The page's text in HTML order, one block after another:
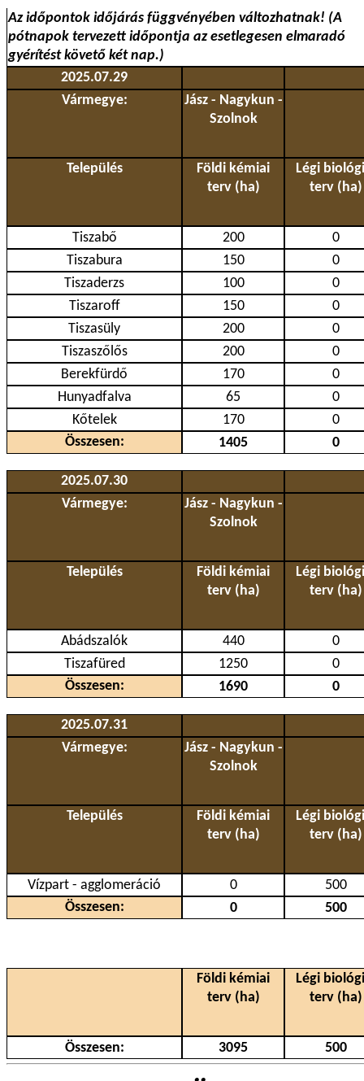
Az időpontok időjárás függvényében változhatnak! (A
pótnapok tervezett időpontja az esetlegesen elmaradó
gyérítést követő két nap.)
2025.07.29
Vármegye:
Jász - Nagykun -
Szolnok
Település
Földi kémiai
terv (ha)
Légi
terv (ha)
Tiszabő 200
0
Tiszabura
150
0
Tiszaderzs
100
0
Tiszaroff
150
0
Tiszasüly
200
0
Tiszaszőlős
200
0
Berekfürdő
170
0
Hunyadfalva
65
0
Kőtelek
170
0
Összesen:
1405 0
2025.07.30
Vármegye:
Jász - Nagykun -
Szolnok
Település
Földi kémiai
terv (ha)
Légi
terv (ha)
Abádszalók 440
0
Tiszafüred
1250
0
Összesen:
1690 0
2025.07.31
Vármegye:
Jász - Nagykun -
Szolnok
Település
Földi kémiai
terv (ha)
Légi
terv (ha)
Vízpart - agglomeráció 0
500
Összesen:
0 500
Földi kémiai
terv (ha)
Légi
terv (ha)
Összesen: 3095 500